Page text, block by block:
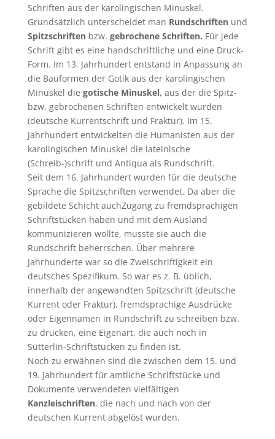
Schriften aus der karolingischen Minuskel.
Grundsätzlich unterscheidet man Rundschriften und
Spitzschriftenbzw. gebrochene Schriften. Für jede
Schrift gibt es eine handschriftliche und eine Druck-
Form. Im 13. Jahrhundert entstand in Anpassung an
die Bauformen der Gotik aus der karolingischen
Minuskel die gotische Minuskel, aus der die Spitz-
bzw. gebrochenen Schriften entwickelt wurden
(deutsche Kurrentschrift und Fraktur). Im 15.
Jahrhundert entwickelten die Humanisten aus der
karolingischen Minuskel die lateinische
(Schreib-)schrift und Antiqua als Rundschrift.
Seit dem 16. Jahrhundert wurden für die deutsche
Sprache die Spitzschriften verwendet. Da aber die
gebildete Schicht auchZugang zu fremdsprachigen
Schriftstücken haben und mit dem Ausland
kommunizieren wollte, musste sie auch die
Rundschrift beherrschen. Über mehrere
Jahrhunderte war so die Zweischriftigkeit ein
deutsches Spezifikum. So war es z. B. üblich,
innerhalb der angewandten Spitzschrift (deutsche
Kurrent oder Fraktur), fremdsprachige Ausdrücke
oder Eigennamen in Rundschrift zu schreiben bzw.
zu drucken, eine Eigenart, die auch noch in
Sütterlin-Schriftstücken zu finden ist.
Noch zu erwähnen sind die zwischen dem 15. und
19. Jahrhundert für amtliche Schriftstücke und
Dokumente verwendeten vielfältigen
Kanzleischriften, die nach und nach von der
deutschen Kurrent abgelöst wurden.